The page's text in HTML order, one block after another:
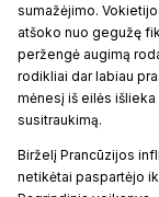
sumažėjimo.
atšoko nuo gegužę
peržengė augimą
rodikliai dar labiau
mėnesį iš eilės
susitraukimą.
Birželį Prancūzijos
netikėtai paspartėjo